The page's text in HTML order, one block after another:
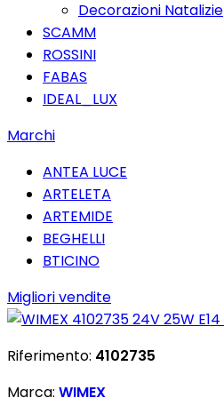
Decorazioni Natalizie
SCAMM
ROSSINI
FABAS
IDEAL_LUX
Marchi
ANTEA LUCE
ARTELETA
ARTEMIDE
BEGHELLI
BTICINO
Migliori vendite
Riferimento: 4102735
Marca: WIMEX